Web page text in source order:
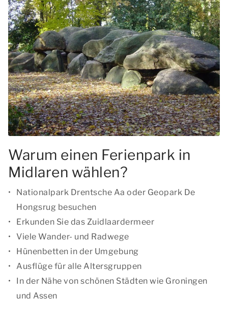
Warum einen Ferienpark in
Midlaren wählen?
Nationalpark Drentsche Aa oder Geopark De
Hongsrug besuchen
Erkunden Sie das Zuidlaardermeer
Viele Wander- und Radwege
Hünenbetten in der Umgebung
Ausflüge für alle Altersgruppen
In der Nähe von schönen Städten wie Groningen
und Assen